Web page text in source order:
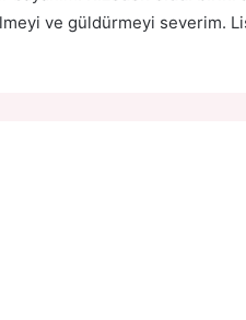
ve güldürmeyi severim.